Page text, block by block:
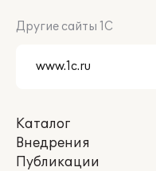
Другие сайты 1С
Каталог
Внедрения
Публикации